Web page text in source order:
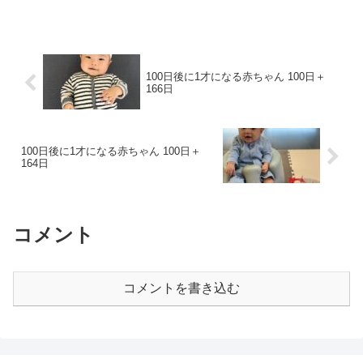
100日後に1才になる赤ちゃん 100日＋
166日
100日後に1才になる赤ちゃん 100日＋
164日
コメント
コメントを書き込む